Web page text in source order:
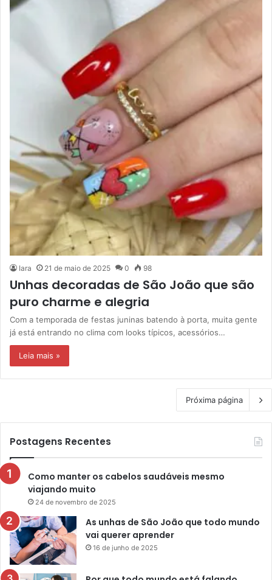
Iara 21 de maio de 2025 0 98
Unhas decoradas de São João que são
puro charme e alegria
Com a temporada de festas juninas batendo à porta, muita gente
já está entrando no clima com looks típicos, acessórios…
Leia mais »
Próxima página
Postagens Recentes
Como manter os cabelos saudáveis mesmo
viajando muito
24 de novembro de 2025
As unhas de São João que todo mundo
vai querer aprender
16 de junho de 2025